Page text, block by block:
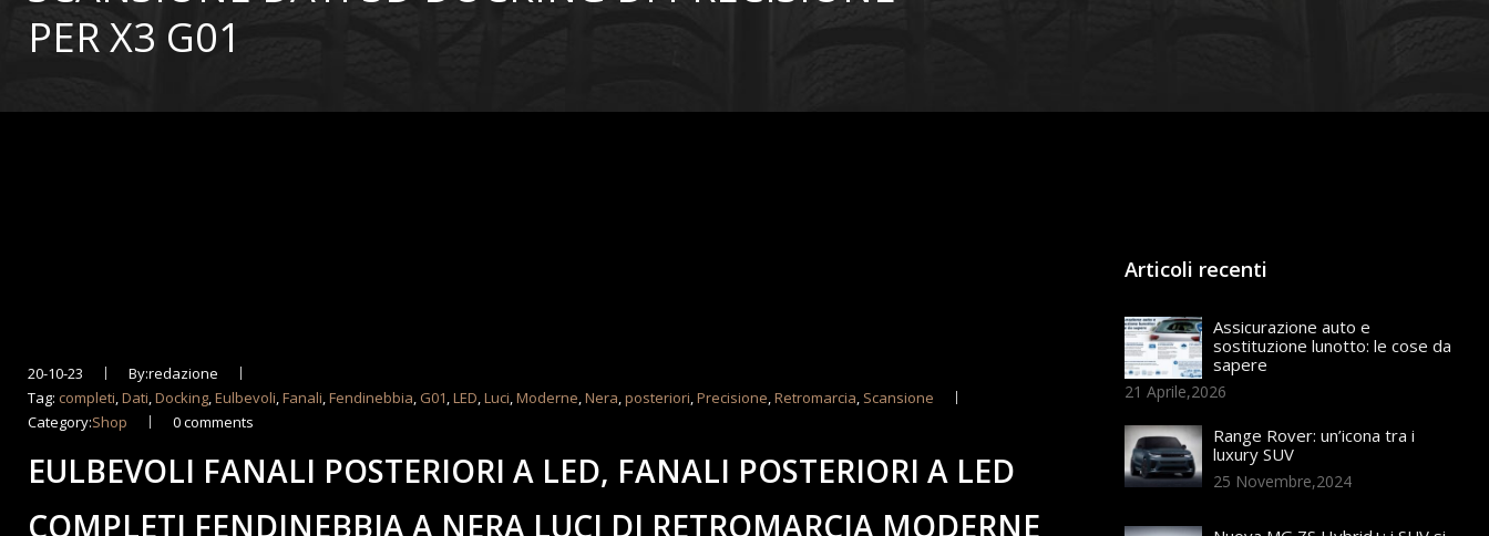
PER X3 G01
20-10-23
By:redazione
Tag: completi,Dati,Docking,Eulbevoli,Fanali,Fendinebbia, G01,LED,Luci,Moderne,Nera,posteriori,Precisione,Retromarcia, Scansione
Category:Shop 0 comments
EULBEVOLI FANALI POSTERIORI A LED, FANALI POSTERIORI A LED
COMPLETI FENDINEBBIA A NERA LUCI DI RETROMARCIA MODERNE
Articoli recenti
Assicurazione auto e
sostituzione lunotto: le cose da
sapere
21 Aprile,2026
Range Rover: un’icona tra i
luxury SUV
25 Novembre,2024